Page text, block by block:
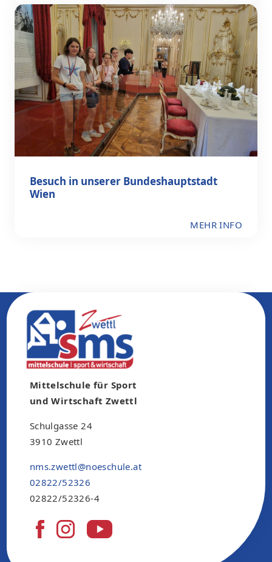
Besuch in unserer Bundeshauptstadt
Wien
MEHR INFO
Mittelschule für Sport
und Wirtschaft Zwettl
Schulgasse 24
3910 Zwettl
nms.zwettl@noeschule.at
02822/52326
02822/52326-4